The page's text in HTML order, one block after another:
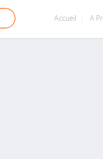
Accueil A